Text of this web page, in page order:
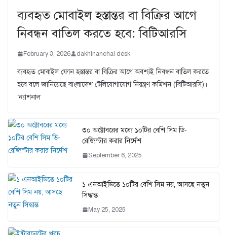
ব্যবহৃত মোবাইল হস্তান্তর বা বিক্রির আগে
নিবন্ধন বাতিল করতে হবে: বিটিআরসি
February 3, 2026 dakhinanchal desk
ব্যবহৃত মোবাইল ফোন হস্তান্তর বা বিক্রির আগে অবশ্যই নিবন্ধন বাতিল করতে
হবে বলে জানিয়েছে বাংলাদেশ টেলিযোগাযোগ নিয়ন্ত্রণ কমিশন (বিটিআরসি)।
‘ন্যাশনাল
৩০ অক্টোবরের মধ্যে ১০টির বেশি সিম ডি-
রেজিস্টার করার নির্দেশ
September 6, 2025
১ এনআইডিতে ১০টির বেশি সিম নয়, আসছে নতুন
সিদ্ধান্ত
May 25, 2025